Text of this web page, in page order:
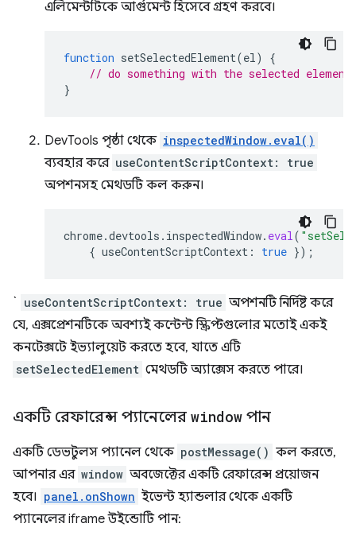
এলিমেন্টটিকে আর্গুমেন্ট হিসেবে গ্রহণ করবে।
function setSelectedElement(el)
{
// do something with the selected element
}
DevTools পৃষ্ঠা থেকে inspectedWindow.eval()
ব্যবহার করে useContentScriptContext: true
অপশনসহ মেথডটি কল করুন।
chrome.devtools . inspectedWindow. eval(
{ useContentScriptContext : true });
` useContentScriptContext: true অপশনটি নির্দিষ্ট করে
যে, এক্সপ্রেশনটিকে অবশ্যই কন্টেন্ট স্ক্রিপ্টগুলোর মতোই একই
কনটেক্সটে ইভ্যালুয়েট করতে হবে, যাতে এটি
setSelectedElement মেথডটি অ্যাক্সেস করতে পারে।
একটি রেফারেন্স প্যানেলের window পান
একটি ডেভটুলস প্যানেল থেকে postMessage() কল করতে,
আপনার এর window অবজেক্টের একটি রেফারেন্স প্রয়োজন
হবে। panel.onShown ইভেন্ট হ্যান্ডলার থেকে একটি
প্যানেলের iframe উইন্ডোটি পান: